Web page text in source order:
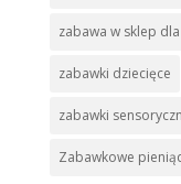
zabawa w sklep
zabawki dziecięce
zabawki
Zabawkowe